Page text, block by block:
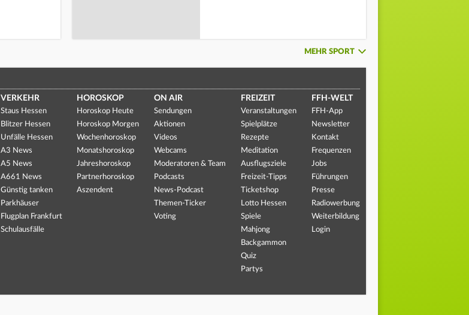
MEHR SPORT
VERKEHR
Staus Hessen
Blitzer Hessen
Unfälle Hessen
A3 News
A5 News
A661 News
Günstig tanken
Parkhäuser
Flugplan Frankfurt
Schulausfälle
HOROSKOP
Horoskop Heute
Horoskop Morgen
Wochenhoroskop
Monatshoroskop
Jahreshoroskop
Partnerhoroskop
Aszendent
ON AIR
Sendungen
Aktionen
Videos
Webcams
Moderatoren & Team
Podcasts
News-Podcast
Themen-Ticker
Voting
FREIZEIT
Veranstaltungen
Spielplätze
Rezepte
Meditation
Ausflugsziele
Freizeit-Tipps
Ticketshop
Lotto Hessen
Spiele
Mahjong
Backgammon
Quiz
Partys
FFH-WELT
FFH-App
Newsletter
Kontakt
Frequenzen
Jobs
Führungen
Presse
Radiowerbung
Weiterbildung
Login